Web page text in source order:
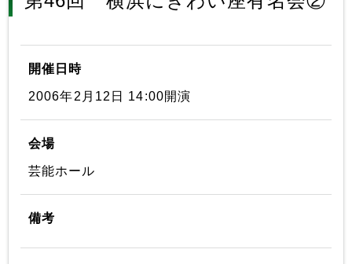
開催日時
2006年2月12日 14:00開演
会場
芸能ホール
備考